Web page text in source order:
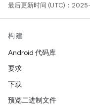
最后更新时间 (UTC)：2025-
构建
Android 代码库
要求
下载
预览二进制文件